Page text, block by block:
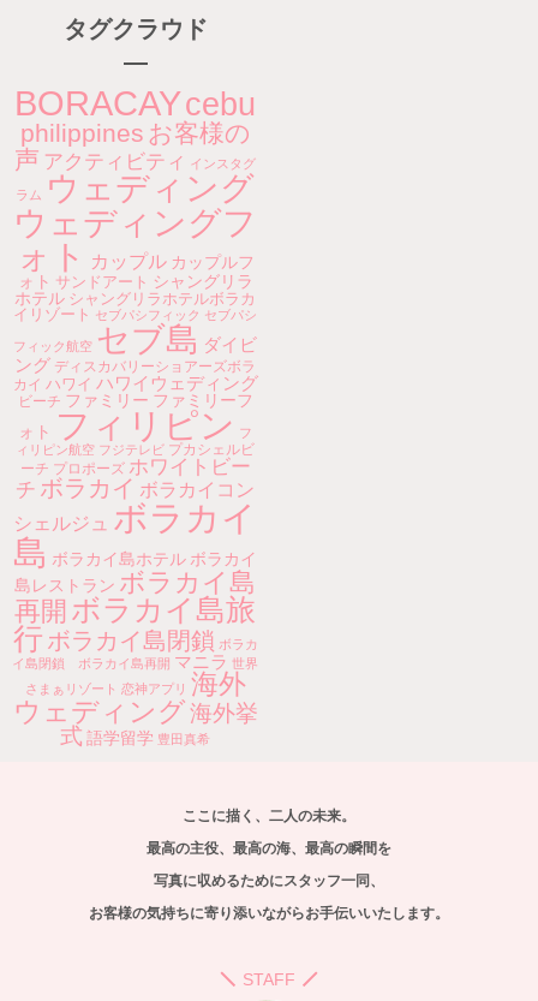
タグクラウド
BORACAYcebu
philippines お客様の
声 アクティビティ インスタグ
ラム ウェディング
ウェディングフ
ォト
カップル カップルフ
ォト サンドアート シャングリラ
ホテル シャングリラホテルボラカ
イリゾート セブパシフィック セブパシ
フィック航空 セブ島 ダイビ
ング ディスカバリーショアーズボラ
カイ ハワイ ハワイウェディング
ビーチ ファミリー ファミリーフ
ォト フィリピン フ
ィリピン航空 フジテレビ プカシェルビ
ーチ プロポーズ ホワイトビー
チ ボラカイ ボラカイコン
シェルジュ ボラカイ
島 ボラカイ島ホテル ボラカイ
島レストラン ボラカイ島
再開 ボラカイ島旅
行 ボラカイ島閉鎖 ボラカ
イ島閉鎖 ボラカイ島再開 マニラ 世界
さまぁリゾート 恋神アプリ 海外
ウェディング海外挙
式 語学留学 豊田真希
ここに描く、二人の未来。
最高の主役、最高の海、最高の瞬間を
写真に収めるためにスタッフ一同、
お客様の気持ちに寄り添いながらお手伝いいたします。
STAFF